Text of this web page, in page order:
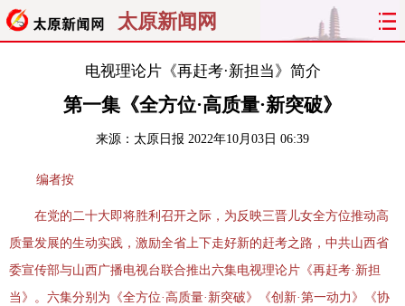
太原新闻网
聚焦 太原
经济 关注 文明
看天下 晋月读 最太原 网罗民生
太原日报 太原晚报 热评 社区
电视理论片《再赶考·新担当》简介
第一集《全方位·高质量·新突破》
来源： 太原日报 2022年10月03日 06:39
编者按
在党的二十大即将胜利召开之际，为反映三晋儿女全方位推动高
质量发展的生动实践，激励全省上下走好新的赶考之路，中共山西省
委宣传部与山西广播电视台联合推出六集电视理论片《再赶考·新担
当》。六集分别为《全方位·高质量·新突破》《创新·第一动力》《协